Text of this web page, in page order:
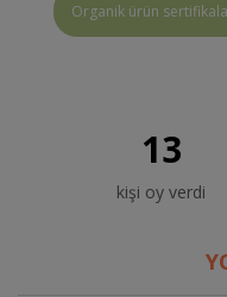
Organik ürün
13
kişi oy verdi